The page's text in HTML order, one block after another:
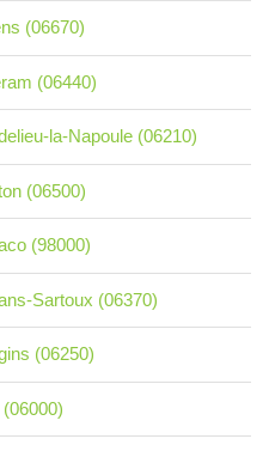
(06670)
(06440)
la-Napoule (06210)
(06500)
(98000)
Sartoux (06370)
(06250)